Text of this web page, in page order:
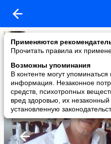
Применяются
Прочитать правила их
Возможны упоминания
В контенте могут
информация. Незаконное
средств, психотропных
вред здоровью, их
установленную
Юлия Ямина
added a photo
29 Aug в 08:21